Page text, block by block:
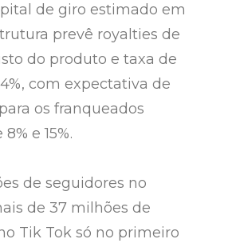
de giro estimado em
prevê royalties de
do produto e taxa de
com expectativa de
os franqueados
e 15%.
de seguidores no
de 37 milhões de
Tik Tok só no primeiro